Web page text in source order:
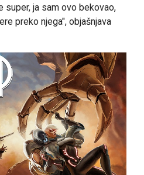
super, ja sam ovo bekovao,
preko njega", objašnjava